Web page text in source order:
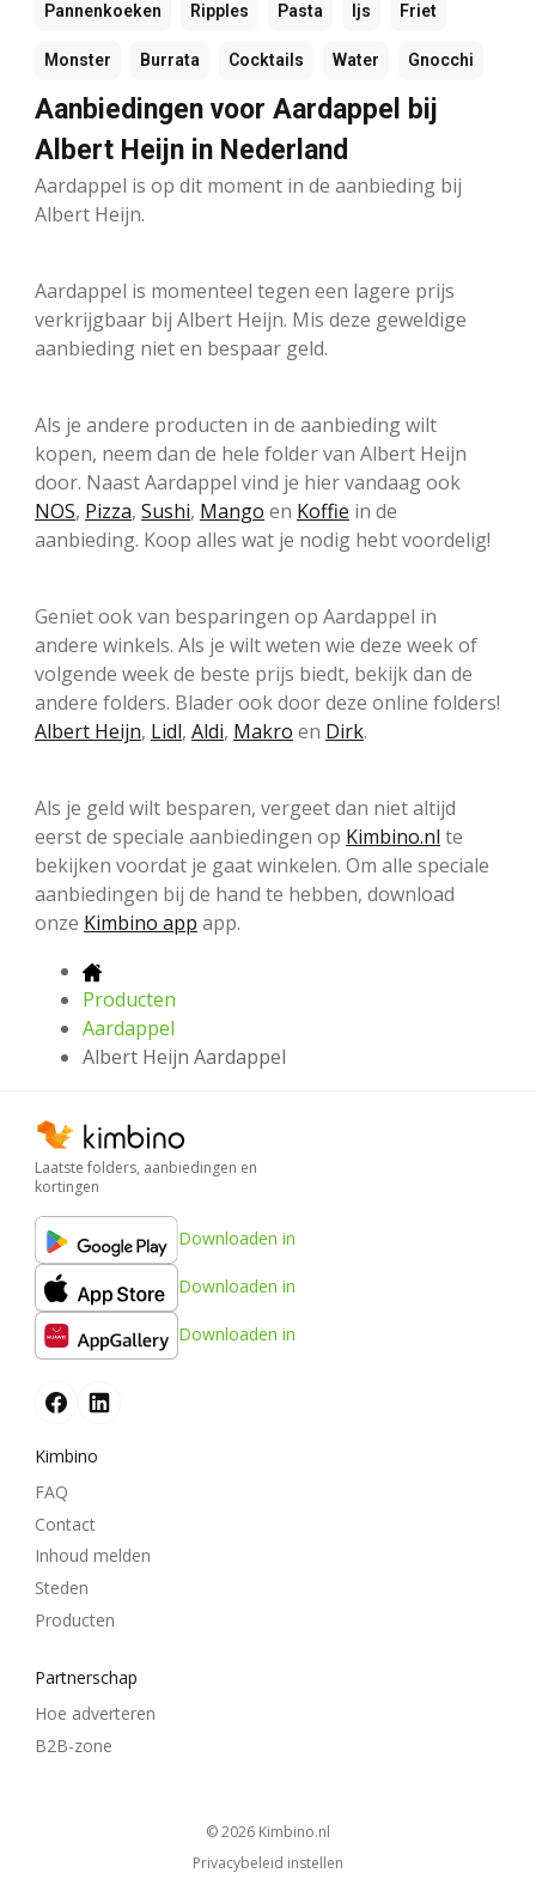
Pannenkoeken Ripples Pasta Ijs Friet
Monster Burrata Cocktails Water Gnocchi
Aanbiedingen voor Aardappel bij
Albert Heijn in Nederland
Aardappel is op dit moment in de aanbieding bij
Albert Heijn.
Aardappel is momenteel tegen een lagere prijs
verkrijgbaar bij Albert Heijn. Mis deze geweldige
aanbieding niet en bespaar geld.
Als je andere producten in de aanbieding wilt
kopen, neem dan de hele folder van Albert Heijn
door. Naast Aardappel vind je hier vandaag ook
NOS, Pizza, Sushi, Mango en Koffie in de
aanbieding. Koop alles wat je nodig hebt voordelig!
Geniet ook van besparingen op Aardappel in
andere winkels. Als je wilt weten wie deze week of
volgende week de beste prijs biedt, bekijk dan de
andere folders. Blader ook door deze online folders!
Albert Heijn, Lidl, Aldi, Makro en Dirk.
Als je geld wilt besparen, vergeet dan niet altijd
eerst de speciale aanbiedingen op Kimbino.nl te
bekijken voordat je gaat winkelen. Om alle speciale
aanbiedingen bij de hand te hebben, download
onze Kimbino app app.
Producten
Aardappel
Albert Heijn Aardappel
Laatste folders, aanbiedingen en
kortingen
Downloaden in
Downloaden in
Downloaden in
Kimbino
FAQ
Contact
Inhoud melden
Steden
Producten
Partnerschap
Hoe adverteren
B2B-zone
© 2026
kimbino.nl
Privacybeleid instellen